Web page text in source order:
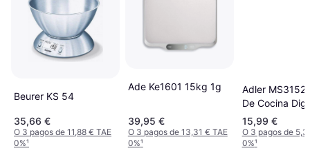
Beurer KS 54
35,66 €
O 3 pagos de 11,88 € TAE
0%¹
Ade Ke1601 15kg 1g
39,95 €
O 3 pagos de 13,31 € TAE
0%¹
Adler MS3152
De Cocina
Bol 1.8 L 5 kg
15,99 €
O 3 pagos de
0%¹